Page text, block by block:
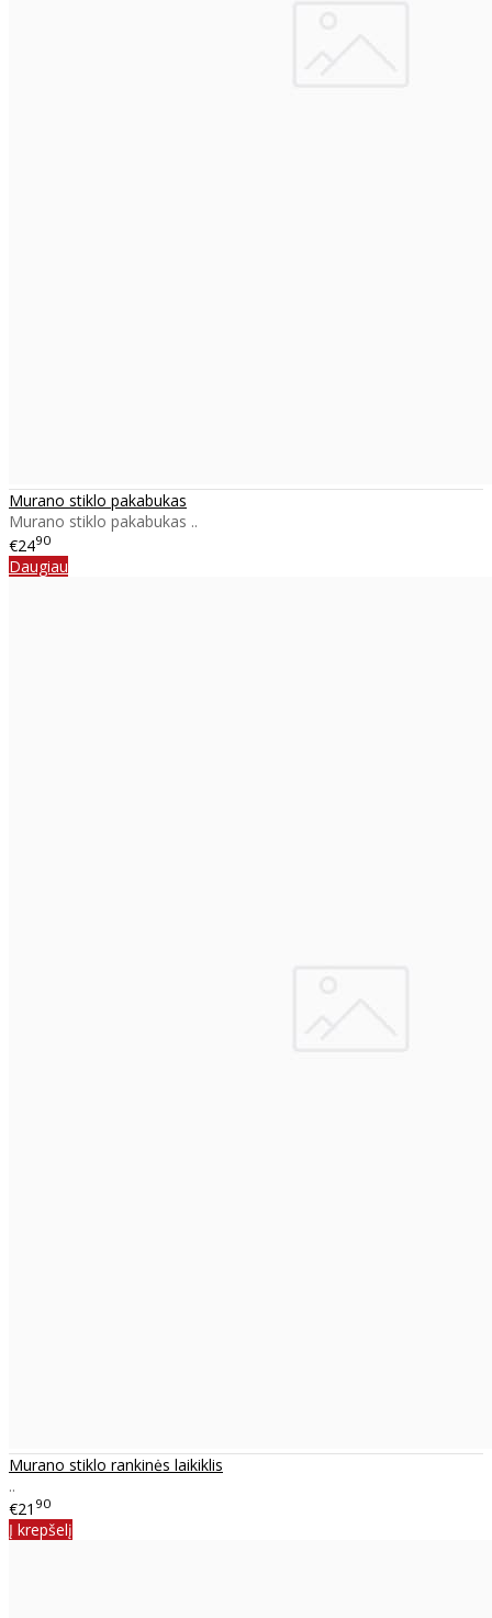
Murano stiklo pakabukas
Murano stiklo pakabukas ..
€2490
Daugiau
Murano stiklo rankinės laikiklis
..
€21 90
Į krepšelį